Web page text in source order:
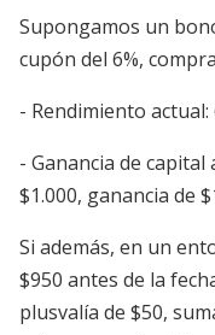
Supongamos un
cupón del 6%,
- Rendimiento actual:
- Ganancia de
$1.000, ganancia de
Si además, en un
$950 antes de la
plusvalía de $50,